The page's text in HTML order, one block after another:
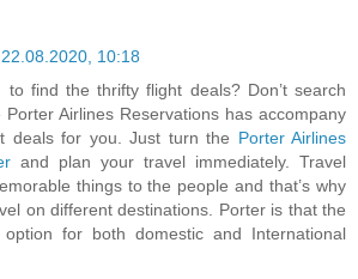
22.08.2020, 10:18
to find the thrifty flight deals? Don’t search
Porter Airlines Reservations has accompany
deals for you. Just turn the Porter Airlines
and plan your travel immediately. Travel
things to the people and that’s why
on different destinations. Porter is that the
option for both domestic and International